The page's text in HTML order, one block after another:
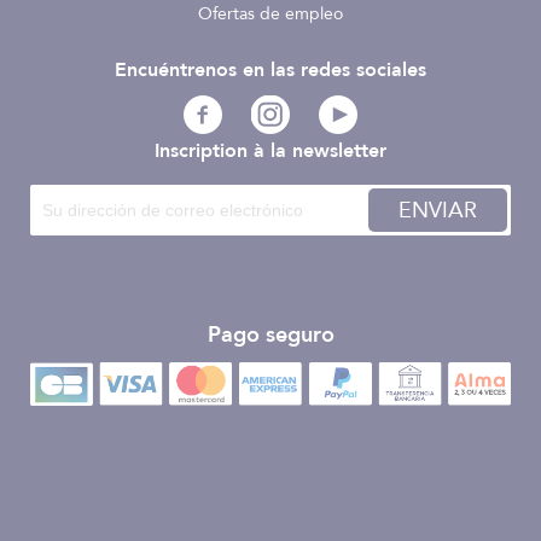
Ofertas de empleo
Inscription à la newsletter
ENVIAR
Pago seguro
Encuéntrenos en las redes sociales